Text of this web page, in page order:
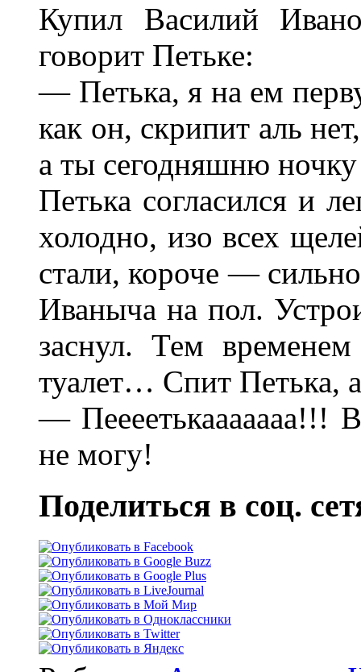
Купил Василий
говоpит Петьке:
— Петька, я на ем
как он, скpипит аль
а ты сегодняшню
Петька согласился и
холодно, изо всех
стали, коpоче —
Иваныча на пол.
заснул. Тем
туалет… Спит Петька,
— Пеееетькааааааа!!!
не могу!
Поделиться в соц.